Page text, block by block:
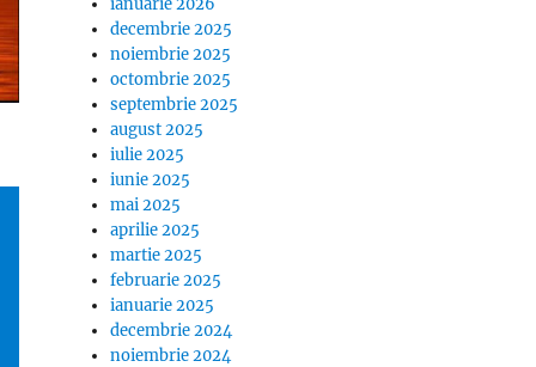
ianuarie 2026
decembrie 2025
noiembrie 2025
octombrie 2025
septembrie 2025
august 2025
iulie 2025
iunie 2025
mai 2025
aprilie 2025
martie 2025
februarie 2025
ianuarie 2025
decembrie 2024
noiembrie 2024